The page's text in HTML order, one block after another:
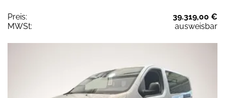
Preis:
39.319,00 €
MWSt:
ausweisbar